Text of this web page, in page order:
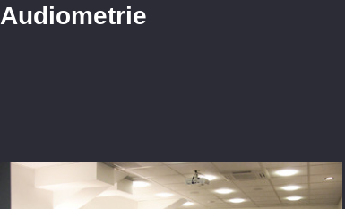
Audiometrie